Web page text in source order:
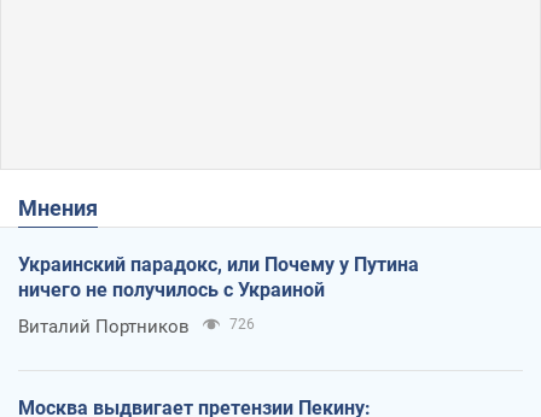
Мнения
Украинский парадокс, или Почему у Путина
ничего не получилось с Украиной
Виталий Портников 726
Москва выдвигает претензии Пекину: